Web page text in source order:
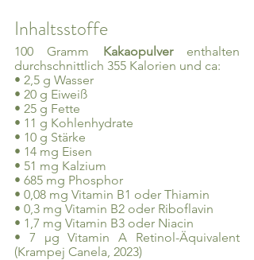
Inhaltsstoffe
100 Gramm Kakaopulver enthalten
durchschnittlich 355 Kalorien und ca:
• 2,5 g Wasser
• 20 g Eiweiß
• 25 g Fette
• 11 g Kohlenhydrate
• 10 g Stärke
• 14 mg Eisen
• 51 mg Kalzium
• 685 mg Phosphor
• 0,08 mg Vitamin B1 oder Thiamin
• 0,3 mg Vitamin B2 oder Riboflavin
• 1,7 mg Vitamin B3 oder Niacin
• 7 µg Vitamin A Retinol-Äquivalent
(Krampej Canela, 2023)